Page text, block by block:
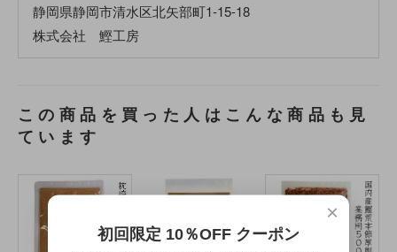
静岡県静岡市清水区北矢部町1-15-18
株式会社 鰹工房
この商品を買った人はこんな商品も見
ています
×
初回限定 10％OFF クーポン